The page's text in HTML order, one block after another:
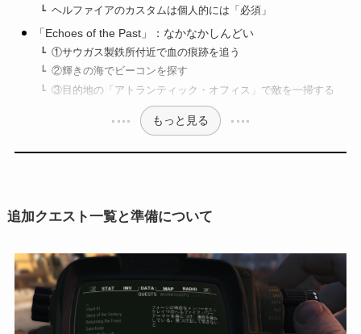
ヘルファイアのカスタムは個人的には「必須」
「Echoes of the Past」：なかなかしんどい
①サウガス製鉄所付近で血の痕跡を追う
②輝きの海でビーコンを探す
③目的地の「アトランティック・オフィス」で敵を一掃する
もっと見る
追加クエスト一覧と準備について